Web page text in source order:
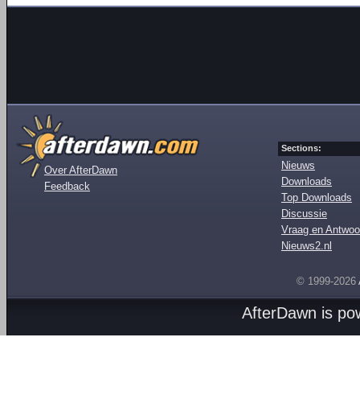
Over AfterDawn
Feedback
Sections:
Nieuws
Downloads
Top Downloads
Discussie
Vraag en
Nieuws2.nl
© 1999-2026
AfterDawn is